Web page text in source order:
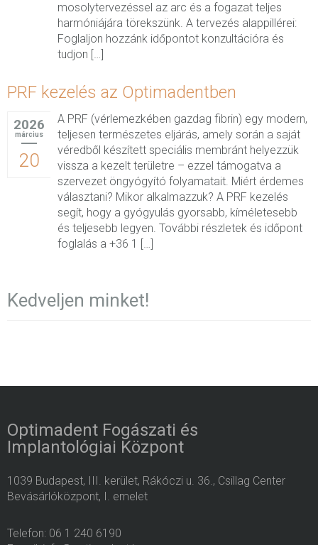
mosolytervezéssel az arc és a fogazat teljes
harmóniájára törekszünk. A tervezés alappillérei:
Foglaljon hozzánk időpontot konzultációra és
tudjon […]
PRF kezelés az Optimadentben
2026
március
20
A PRF (vérlemezkében gazdag fibrin) egy modern,
teljesen természetes eljárás, amely során a saját
véredből készített speciális membránt helyezzük
vissza a kezelt területre – ezzel támogatva a
szervezet öngyógyító folyamatait. Miért érdemes
választani? Mikor alkalmazzuk? A PRF kezelés
segít, hogy a gyógyulás gyorsabb, kíméletesebb
és teljesebb legyen. További részletek és időpont
foglalás a +36 1 […]
Kedveljen minket!
Optimadent Fogászati és
Implantológiai Központ
1039 Budapest, III. kerület, Rákóczi u. 36., Csillag Center
Bevásárlóközpont, I. emelet
Telefon: 06 1 240 6190